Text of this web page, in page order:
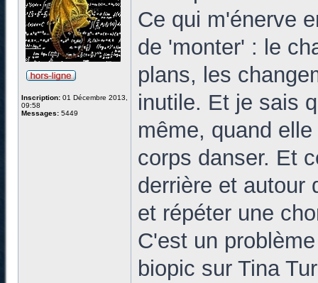
Inscription: 01 Décembre 2013,
09:58
Messages: 5449
Ce qui m'énerve
de 'monter' : le
plans, les
inutile. Et je sais
même, quand
corps danser. Et
derrière et autour
et répéter une
C'est un
biopic sur Tina